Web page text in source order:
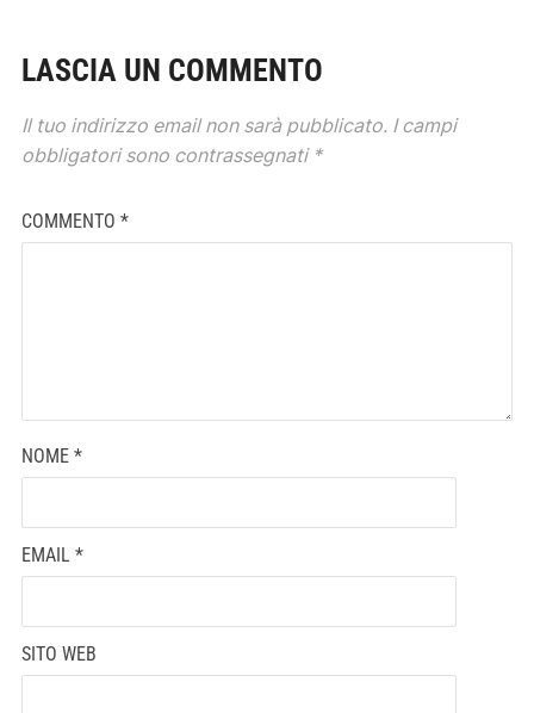
LASCIA UN COMMENTO
Il tuo indirizzo email non sarà pubblicato. I campi
obbligatori sono contrassegnati *
COMMENTO *
NOME *
EMAIL *
SITO WEB